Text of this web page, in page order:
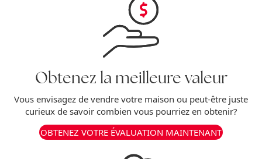
Obtenez la meilleure valeur
Vous envisagez de vendre votre maison ou peut-être juste
curieux de savoir combien vous pourriez en obtenir?
OBTENEZ VOTRE ÉVALUATION MAINTENANT